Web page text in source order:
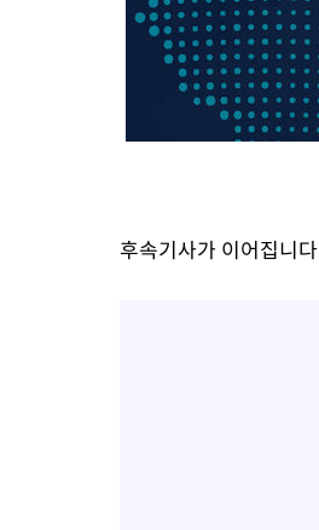
후속기사가 이어집니다